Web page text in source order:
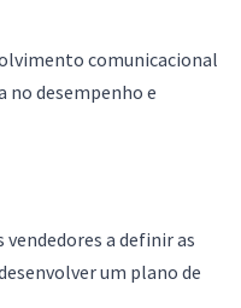
comunicacional
no desempenho e
a definir as
um plano de